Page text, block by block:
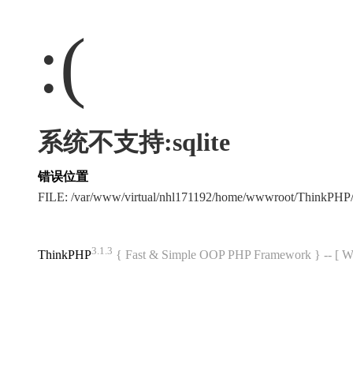
:(
系统不支持:sqlite
错误位置
FILE: /var/www/virtual/nhl171192/home/wwwroot/
ThinkPHP3.1.3 { Fast & Simple OOP PHP Framework } -- [